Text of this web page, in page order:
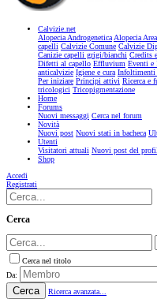
Calvizie.net
Alopecia AndrogeneticaAlopecia
capelli Calvizie Comune Calvizie
Canizie capelli grigi/bianchi Credits
Difetti al capello Effluvium Eventi e
anticalvizie Igiene e cura Infoltimenti
Per iniziare Principi attivi Ricerca e
tricologici Tricopigmentazione
Home
Forums
Nuovi messaggi Cerca nel forum
Novità
Nuovi post Nuovi stati in bacheca
Utenti
Visitatori attuali Nuovi post del
Shop
Accedi
Registrati
Cerca
Cerca nel titolo
Da:
Cerca Ricerca avanzata...